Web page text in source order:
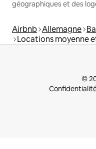
géographiques et des
Airbnb Allemagne
Locations moyenne
©